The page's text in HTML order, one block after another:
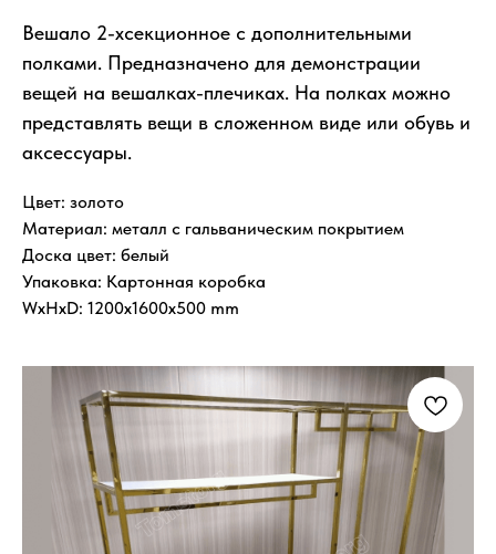
Вешало 2-хсекционное с дополнительными
полками. Предназначено для демонстрации
вещей на вешалках-плечиках. На полках можно
представлять вещи в сложенном виде или обувь и
аксессуары.
Цвет: золото
Материал: металл с гальваническим покрытием
Доска цвет: белый
Упаковка: Картонная коробка
WxHxD: 1200x1600x500 mm